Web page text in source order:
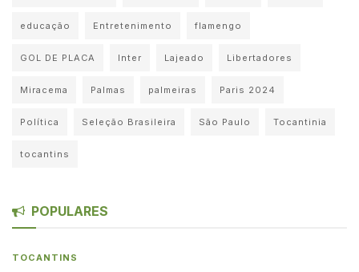
educação Entretenimento flamengo
GOL DE PLACA Inter Lajeado Libertadores
Miracema Palmas palmeiras Paris 2024
Política Seleção Brasileira São Paulo Tocantinia
tocantins
POPULARES
TOCANTINS